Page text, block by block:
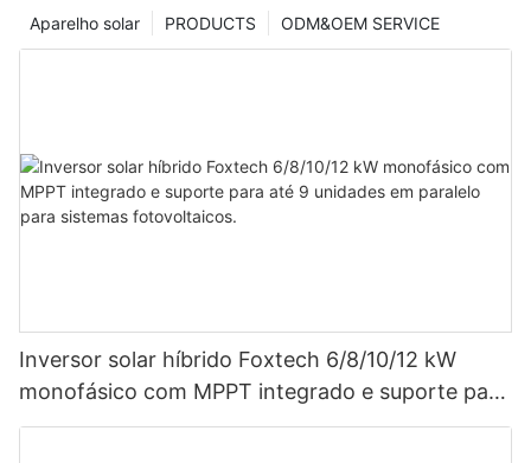
ODM&OEM SERVICE
PRODUCTS
Aparelho solar
Inversor solar híbrido Foxtech 6/8/10/12 kW
monofásico com MPPT integrado e suporte para
até 9 unidades em paralelo para sistemas